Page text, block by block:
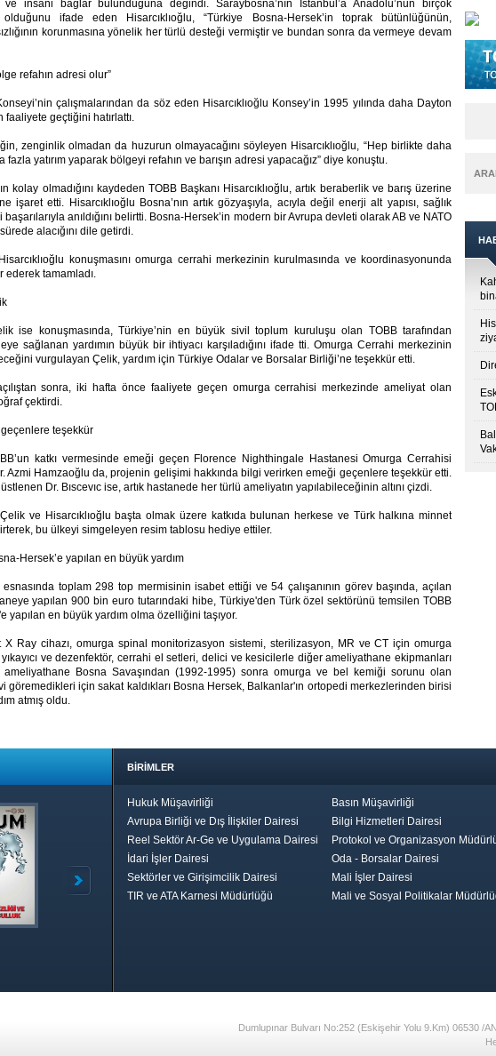
insani bağlar bulunduğuna değindi. Saraybosna’nın İstanbul’a Anadolu’nun birçok
ifade eden Hisarcıklıoğlu, “Türkiye Bosna-Hersek’in toprak bütünlüğünün,
korunmasına yönelik her türlü desteği vermiştir ve bundan sonra da vermeye devam
refahın adresi olur”
çalışmalarından da söz eden Hisarcıklıoğlu Konsey’in 1995 yılında daha Dayton
geçtiğini hatırlattı.
zenginlik olmadan da huzurun olmayacağını söyleyen Hisarcıklıoğlu, “Hep birlikte daha
yatırım yaparak bölgeyi refahın ve barışın adresi yapacağız” diye konuştu.
kolay olmadığını kaydeden TOBB Başkanı Hisarcıklıoğlu, artık beraberlik ve barış üzerine
işaret etti. Hisarcıklıoğlu Bosna’nın artık gözyaşıyla, acıyla değil enerji alt yapısı, sağlık
başarılarıyla anıldığını belirtti. Bosna-Hersek’in modern bir Avrupa devleti olarak AB ve NATO
alacığını dile getirdi.
konuşmasını omurga cerrahi merkezinin kurulmasında ve koordinasyonunda
ederek tamamladı.
ise konuşmasında, Türkiye’nin en büyük sivil toplum kuruluşu olan TOBB tarafından
sağlanan yardımın büyük bir ihtiyacı karşıladığını ifade tti. Omurga Cerrahi merkezinin
vurgulayan Çelik, yardım için Türkiye Odalar ve Borsalar Birliği’ne teşekkür etti.
sonra, iki hafta önce faaliyete geçen omurga cerrahisi merkezinde ameliyat olan
çektirdi.
teşekkür
katkı vermesinde emeği geçen Florence Nighthingale Hastanesi Omurga Cerrahisi
Azmi Hamzaoğlu da, projenin gelişimi hakkında bilgi verirken emeği geçenlere teşekkür etti.
Dr. Bıscevıc ise, artık hastanede her türlü ameliyatın yapılabileceğinin altını çizdi.
ve Hisarcıklıoğlu başta olmak üzere katkıda bulunan herkese ve Türk halkına minnet
bu ülkeyi simgeleyen resim tablosu hediye ettiler.
Hersek’e yapılan en büyük yardım
toplam 298 top mermisinin isabet ettiği ve 54 çalışanının görev başında, açılan
yapılan 900 bin euro tutarındaki hibe, Türkiye'den Türk özel sektörünü temsilen TOBB
yapılan en büyük yardım olma özelliğini taşıyor.
X Ray cihazı, omurga spinal monitorizasyon sistemi, sterilizasyon, MR ve CT için omurga
ve dezenfektör, cerrahi el setleri, delici ve kesicilerle diğer ameliyathane ekipmanları
Bosna Savaşından (1992-1995) sonra omurga ve bel kemiği sorunu olan
göremedikleri için sakat kaldıkları Bosna Hersek, Balkanlar'ın ortopedi merkezlerinden birisi
atmış oldu.
Görüş ve
BİRİMLER
Hukuk Müşavirliği
Basın Müşavirliği
Avrupa Birliği ve Dış İlişkiler Dairesi
Bilgi Hizmetleri Dairesi
Reel Sektör Ar-Ge ve Uygulama Dairesi
Protokol ve Organizasyon
İdari İşler Dairesi
Oda - Borsalar Dairesi
Sektörler ve Girişimcilik Dairesi
Mali İşler Dairesi
TIR ve ATA Karnesi Müdürlüğü
Mali ve Sosyal Politikalar
Dumlupınar Bulvarı No:252 (Eskişehir Yolu 9.Km) 06530 /